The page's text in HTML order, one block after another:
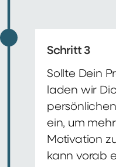
Schritt 3
Sollte Dein
laden wir
ein, um
Motivation
kann vorab